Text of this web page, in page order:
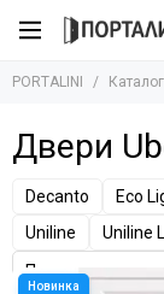
Albero
Armadillo
Archie
Aurum Doors
PORTALINI Каталог
Двери
Decanto Eco
Uniline
Uniline